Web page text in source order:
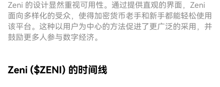
Zeni 的设计显然重视可用性。通过提供直观的界面，Zeni
面向多样化的受众，使得加密货币老手和新手都能轻松使用
该平台。这种以用户为中心的方法促进了更广泛的采用，并
鼓励更多人参与数字经济。
Zeni ($ZENI) 的时间线